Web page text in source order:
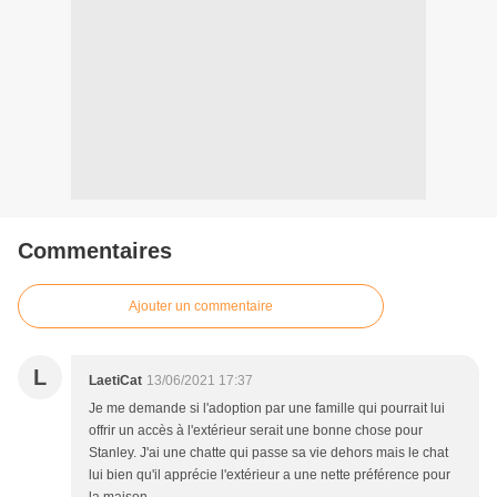
Commentaires
Ajouter un commentaire
L LaetiCat 13/06/2021 17:37
Je me demande si l'adoption par une famille qui pourrait lui
offrir un accès à l'extérieur serait une bonne chose pour
Stanley. J'ai une chatte qui passe sa vie dehors mais le chat
lui bien qu'il apprécie l'extérieur a une nette préférence pour